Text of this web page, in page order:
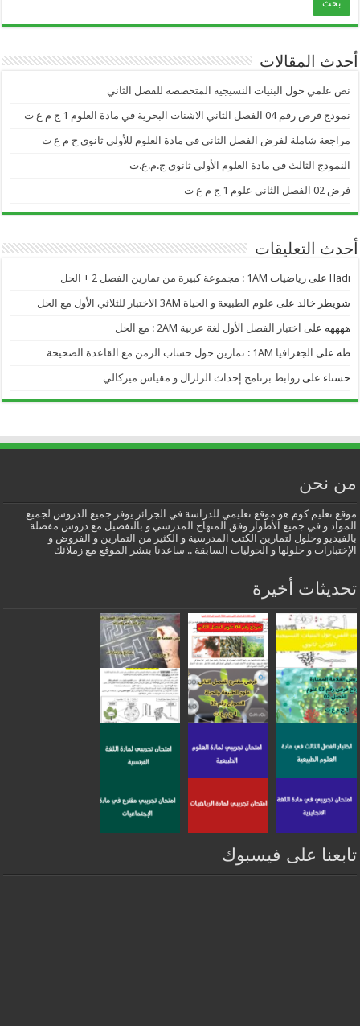
أحدث المقالات
نص علمي حول البنيات النسيجية المتخصصة للفصل الثاني
نموذج فرض رقم 04 الفصل الثاني الاشنات البحرية في مادة العلوم 1 ج م ع ت
مراجعة شاملة لفرض الفصل الثاني في مادة العلوم للأولى ثانوي ج م ع ت
النموذج الثالث في مادة العلوم الأولى ثانوي ج.م.ع.ت
فرض 02 الفصل الثاني علوم 1 ج م ع ت
أحدث التعليقات
Hadi علىرياضيات 1AM : مجموعة كبيرة من تمارين الفصل 2 + الحل
شويطر خالد على علوم الطبيعة و الحياة 3AM الاختبار للثلاثي الأول مع الحل
ههههه على اختبار الفصل الأول لغة عربية 2AM : مع الحل
طه على الجغرافيا 1AM : تمارين حول حساب الزمن مع القاعدة الصحيحة
حسناء علىروابط برنامج إحداث الزلزال و مقياس ميركالي
من نحن
موقع تعليم كوم هو موقع تعليمي للدراسة في الجزائر يوفر جميع الدروس لجميع
المواد و في جميع الأطوار وفق المنهاج المدرسي و بالتفصيل مع دروس مفصلة
بالفيديو وحلول لتمارين الكتب المدرسية و الكثير من التمارين و الفروض و
الإختبارات و حلولها و الحوليات السابقة .. ساعدنا بنشر الموقع مع زملائك
تحديثات أخيرة
تابعنا على فيسبوك